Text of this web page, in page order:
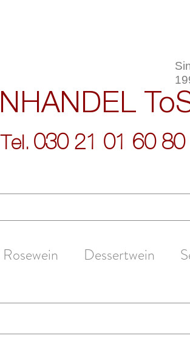
Tel. 030 21 01 60 80
Rosewein Dessertwein